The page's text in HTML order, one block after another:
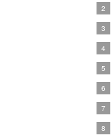
2
3
4
5
6
7
8